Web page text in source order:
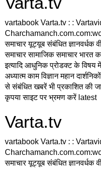
vartabook Varta.tv : :
समाचार यूट्यूब संबंधित ज्ञानवर्धक
समाचार सामाजिक समाचार भारत
इत्यादि आधुनिक प्रोडक्ट के विषय में
अध्यात्म काम विज्ञान महान
से संबंधित खबरें भी प्रकाशित की
कृपया साइट पर भ्रमण करें latest
Varta.tv
vartabook Varta.tv : :
समाचार यूट्यूब संबंधित ज्ञानवर्धक